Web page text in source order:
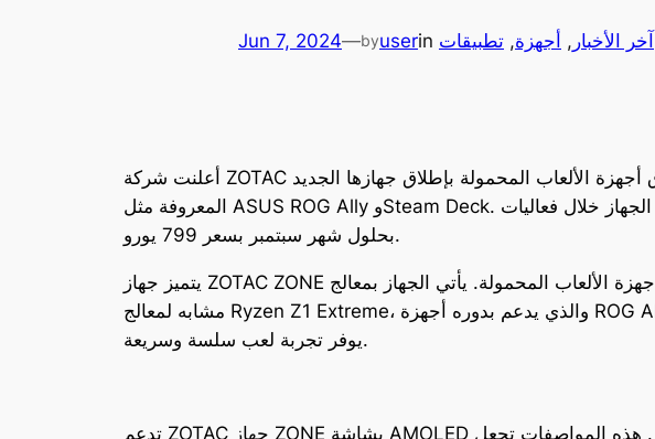
Jun 7, 2024—byuserin آخر الأخبار , أجهزة, تطبيقات
أعلنت شركة ZOTAC عن دخولها سوق أجهزة الألعاب المحمولة بإطلاق جهازها الجديد ZOTAC ZONE، الذي من المتوقع أن ينافس أجهزة الألعاب المحمولة
المعروفة مثل ASUS ROG Ally وSteam Deck. تم الكشف عن هذا الجهاز خلال فعاليات Computex للعام 2024، ومن المتوقع أن يكون متاحاً في الأسواق
بحلول شهر سبتمبر بسعر 799 يورو.
يتميز جهاز ZOTAC ZONE بمواصفات تقنية عالية تجعل منه منافسًا قويًا في سوق أجهزة الألعاب المحمولة. يأتي الجهاز بمعالج Ryzen 7 8840U، الذي يتمتع بأداء
مشابه لمعالج Ryzen Z1 Extreme، والذي يدعم بدوره أجهزة ROG Ally وROG Ally X الجديدة. يُعد هذا المعالج من بين أقوى المعالجات التي تدعم الألعاب، مما
يوفر تجربة لعب سلسة وسريعة.
تدعم ZOTAC جهاز ZONE بشاشة AMOLED بحجم 7 إنش، تتميز بدقة عرض تبلغ 1080 بيكسل ومعدل تحديث يصل إلى 120 هرتز. هذه المواصفات تجعل